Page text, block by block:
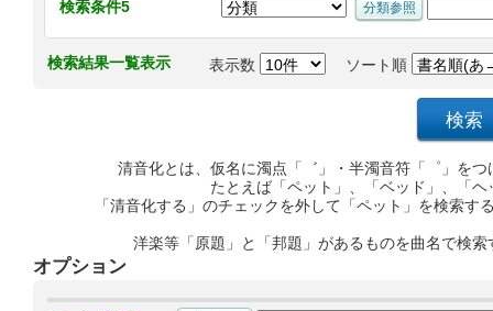
検索条件5
検索結果一覧表示 表示数 ソート順
清音化とは、仮名に濁点「゛」・半濁音符「゜」を
たとえば「ペット」、「ベッド」、「
「清音化する」のチェックを外して「ペット」を検索
洋楽等「原題」と「邦題」があるものを曲名で検
オプション